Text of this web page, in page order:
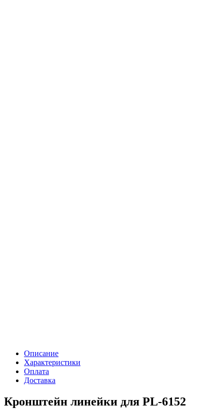
Описание
Характеристики
Оплата
Доставка
Кронштейн линейки для PL-6152